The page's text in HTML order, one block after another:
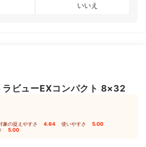
いいえ
ラビューEXコンパクト 8×32
象の捉えやすさ 4.64 使いやすさ 5.00
5.00